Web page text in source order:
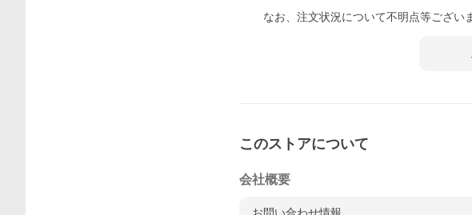
なお、注文状況について不明点等ござい
このストアについて
会社概要